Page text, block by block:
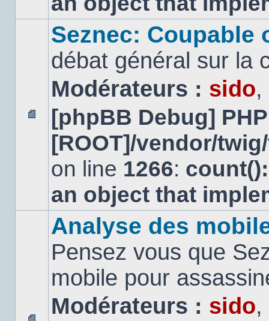
Aucun
message
non
Seznec: Coupable
débat général sur la
Modérateurs : sido,
[phpBB Debug]
[ROOT]/vendor/
on line 1266:
an object that
Analyse des
Pensez vous que
mobile pour
Modérateurs : sido,